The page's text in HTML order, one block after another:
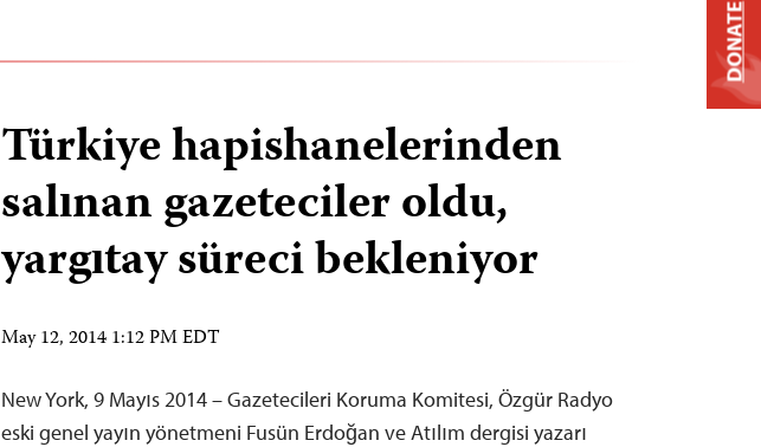
Türkiye hapishanelerinden
salınan gazeteciler oldu,
yargıtay süreci bekleniyor
May 12, 2014 1:12 PM EDT
New York, 9 Mayıs 2014 – Gazetecileri Koruma Komitesi, Özgür Radyo
eski genel yayın yönetmeni Fusün Erdoğan ve Atılım dergisi yazarı
DONATE